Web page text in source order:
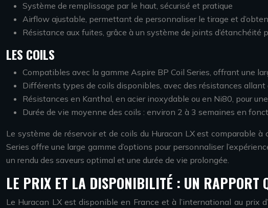
Système de remplissage par le haut, sécurisé et pratique
Airflow ajustable, permettant de personnaliser le tirage et
Résistance aux fuites, grâce à un système de joints d’étanchéité
LES COILS
Compatibles avec la gamme Aspire BP Coil Series, offrant une
Différents types de coils disponibles, avec des résistances
Résistances en Kanthal, en acier inoxydable ou en Ni80, pour
Durée de vie moyenne des coils : environ 2 à 3 semaines en
Le système de réservoir et de coils du Huracan LX est comparable
Series offre une large gamme d’options pour personnaliser
un rendu des saveurs optimal et une durée de vie prolongée.
LE PRIX ET LA DISPONIBILITÉ : UN RAPPORT
Le Huracan LX est disponible en France et à l’international au prix